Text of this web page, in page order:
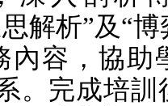
解析”及“
內容，協助
。完成培訓